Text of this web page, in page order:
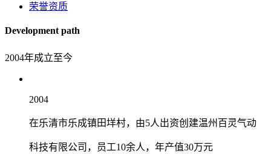
荣誉资质
Development path
2004年成立至今
2004
在乐清市乐成镇田垟村，由5人出资创建温州百灵气动
科技有限公司，员工10余人，年产值30万元